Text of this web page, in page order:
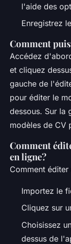
l'aide des
Enregistrez
Comment
Accédez
et cliquez
gauche de
pour éditer le
dessous. Sur la
modèles de CV
Comment
en ligne?
Comment éditer
Importez le
Cliquez sur
Choisissez
dessus de